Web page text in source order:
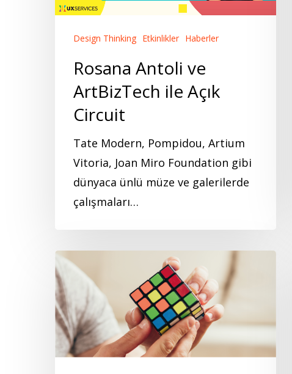
Açık
Design Thinking Etkinlikler Haberler
Rosana Antoli ve
ArtBizTech ile Açık
Circuit
Tate Modern, Pompidou, Artium
Vitoria, Joan Miro Foundation gibi
dünyaca ünlü müze ve galerilerde
çalışmaları…
Problem
Çözme
Yöntemleri:
5
Whys